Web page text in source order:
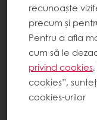
recunoaște
precum și
Pentru a afla
cum să le
privind cookies
cookies”,
cookies-urilor